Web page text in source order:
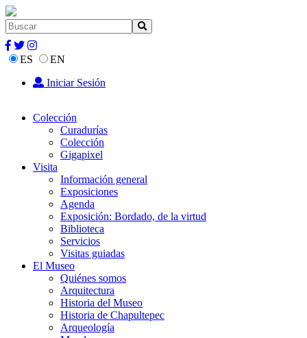
ES
EN
Iniciar Sesión
Colección
Curadurías
Colección
Gigapixel
Visita
Información general
Exposiciones
Agenda
Exposición: Bordado, de la virtud
Biblioteca
Servicios
Visitas guiadas
El Museo
Quiénes somos
Arquitectura
Historia del Museo
Historia de Chapultepec
Arqueología